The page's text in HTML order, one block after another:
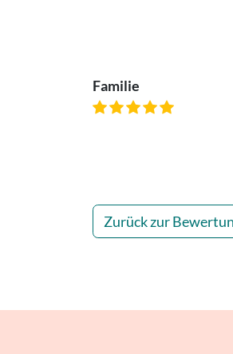
Familie
Zurück zur